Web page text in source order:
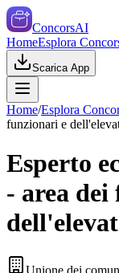
ConcorsAI
HomeEsplora
Scarica App
Home/Esplora
funzionari e
Esperto
- area
Unione dei